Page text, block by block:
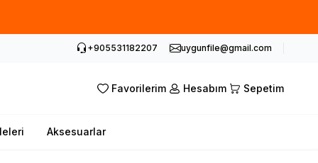
+905531182207 uygunfile@gmail.com
Favorilerim Hesabım Sepetim
Aksesuarlar